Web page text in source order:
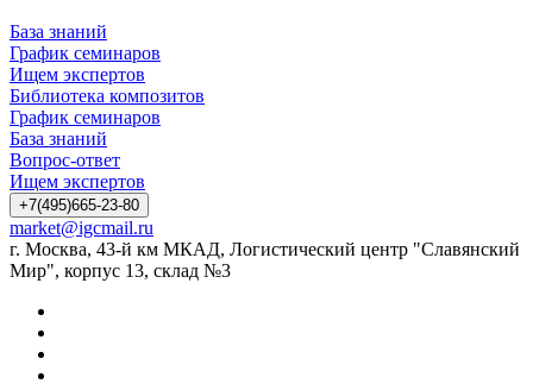
База знаний
График семинаров
Ищем экспертов
Библиотека композитов
График семинаров
База знаний
Вопрос-ответ
Ищем экспертов
+7(495)665-23-80
market@igcmail.ru
г. Москва, 43-й км МКАД, Логистический центр "Славянский
Мир", корпус 13, склад №3